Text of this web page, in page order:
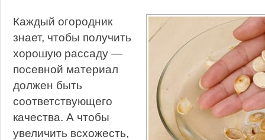
Каждый огородник
знает, чтобы получить
хорошую рассаду —
посевной материал
должен быть
соответствующего
качества. А чтобы
увеличить всхожесть,